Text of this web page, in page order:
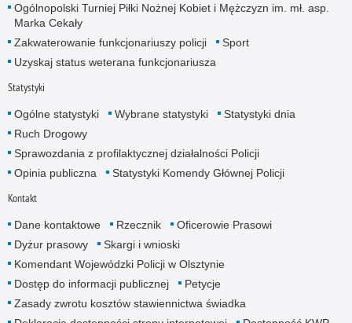
Ogólnopolski Turniej Piłki Nożnej Kobiet i Mężczyzn im. mł. asp.
Marka Cekały
Zakwaterowanie funkcjonariuszy policji
Sport
Uzyskaj status weterana funkcjonariusza
Statystyki
Ogólne statystyki Wybrane statystyki
Statystyki dnia
Ruch Drogowy
Sprawozdania z profilaktycznej działalności Policji
Opinia publiczna
Statystyki Komendy Głównej Policji
Kontakt
Dane kontaktowe Rzecznik
Oficerowie Prasowi
Dyżur prasowy
Skargi i wnioski
Komendant Wojewódzki Policji w Olsztynie
Dostęp do informacji publicznej
Petycje
Zasady zwrotu kosztów stawiennictwa świadka